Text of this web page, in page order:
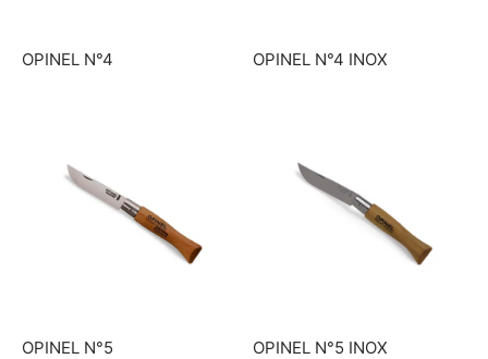
OPINEL N°4 OPINEL N°4 INOX
OPINEL N°5 OPINEL N°5 INOX